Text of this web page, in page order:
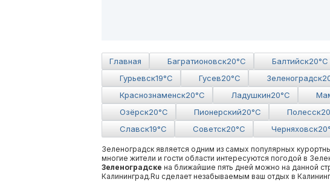
Главная Багратионовск20°C Балтийск20°C
Гурьевск19°C Гусев20°C Зеленоградск
Краснознаменск20°C Ладушкин20°C
Озёрск20°C Пионерский20°C Полесcк
Славск19°C Советск20°C Черняховск
Зеленоградск является одним из самых популярных
многие жители и гости области интересуются погодой в
Зеленоградске на ближайшие пять дней можно на данной
Калининград.Ru сделает незабываемым ваш отдых в